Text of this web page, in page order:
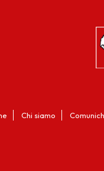
Chi siamo